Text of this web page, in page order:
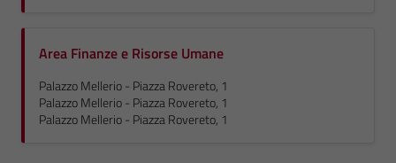
Area Finanze e Risorse Umane
Palazzo Mellerio - Piazza Rovereto, 1
Palazzo Mellerio - Piazza Rovereto, 1
Palazzo Mellerio - Piazza Rovereto, 1